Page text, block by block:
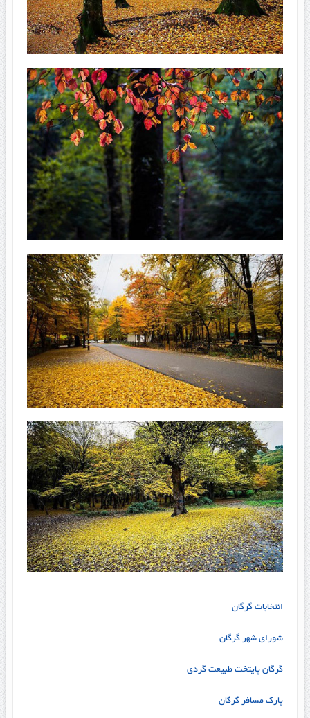
انتخابات گرگان
شورای شهر گرگان
گرگان پایتخت طبیعت گردی
پارک مسافر گرگان